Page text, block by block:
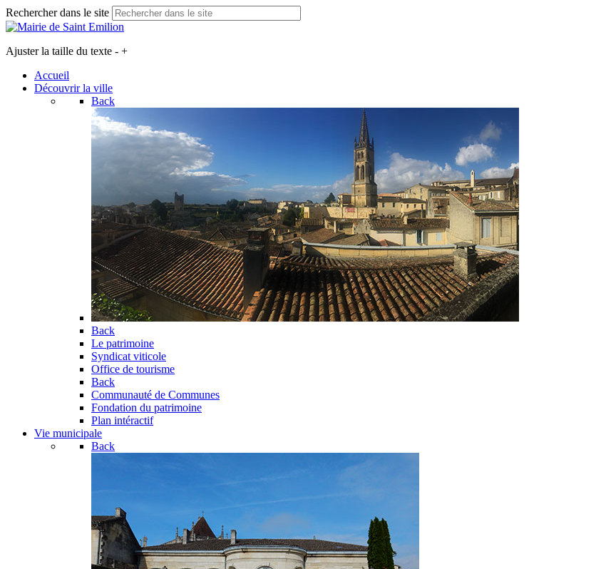
Rechercher dans le site
Ajuster la taille du texte - +
Accueil
Découvrir la ville
Back
Back
Le patrimoine
Syndicat viticole
Office de tourisme
Back
Communauté de Communes
Fondation du patrimoine
Plan intéractif
Vie municipale
Back